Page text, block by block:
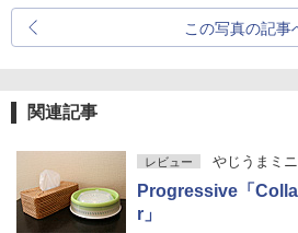
この写真の記事
関連記事
レビュー やじうまミ
Progressive「
r」